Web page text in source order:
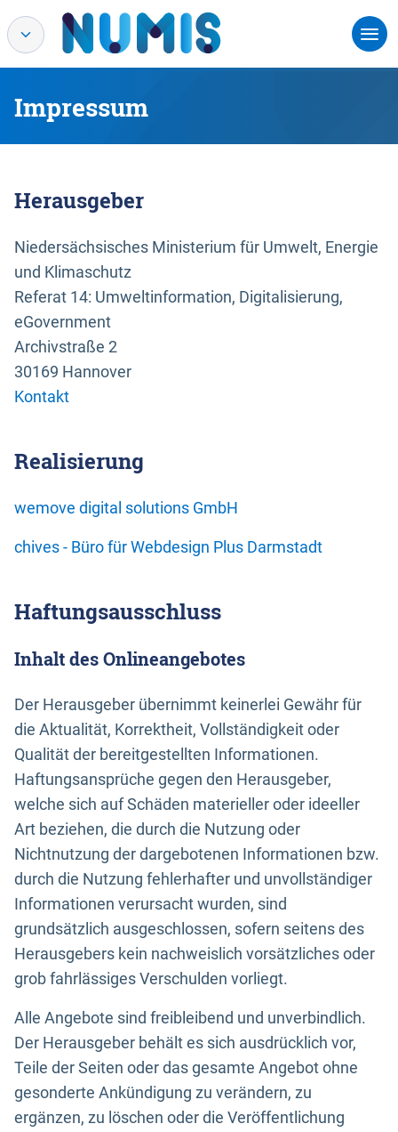
Impressum
Herausgeber
Niedersächsisches Ministerium für Umwelt, Energie
und Klimaschutz
Referat 14: Umweltinformation, Digitalisierung,
eGovernment
Archivstraße 2
30169 Hannover
Kontakt
Realisierung
wemove digital solutions GmbH
chives - Büro für Webdesign Plus Darmstadt
Haftungsausschluss
Inhalt des Onlineangebotes
Der Herausgeber übernimmt keinerlei Gewähr für
die Aktualität, Korrektheit, Vollständigkeit oder
Qualität der bereitgestellten Informationen.
Haftungsansprüche gegen den Herausgeber,
welche sich auf Schäden materieller oder ideeller
Art beziehen, die durch die Nutzung oder
Nichtnutzung der dargebotenen Informationen bzw.
durch die Nutzung fehlerhafter und unvollständiger
Informationen verursacht wurden, sind
grundsätzlich ausgeschlossen, sofern seitens des
Herausgebers kein nachweislich vorsätzliches oder
grob fahrlässiges Verschulden vorliegt.
Alle Angebote sind freibleibend und unverbindlich.
Der Herausgeber behält es sich ausdrücklich vor,
Teile der Seiten oder das gesamte Angebot ohne
gesonderte Ankündigung zu verändern, zu
ergänzen, zu löschen oder die Veröffentlichung